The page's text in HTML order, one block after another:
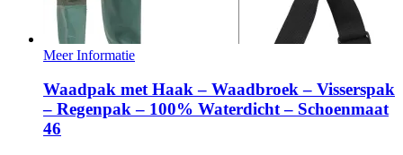
Meer Informatie
Waadpak met Haak – Waadbroek – Visserspak
– Regenpak – 100% Waterdicht – Schoenmaat
46